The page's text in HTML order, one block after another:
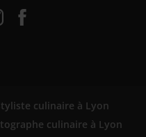
culinaire à Lyon
culinaire à Lyon